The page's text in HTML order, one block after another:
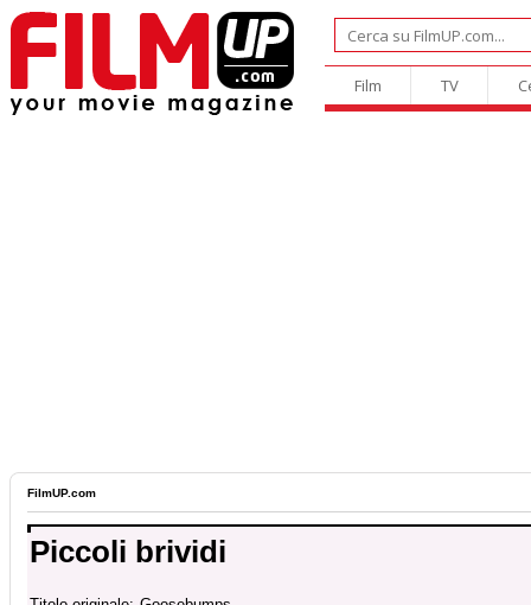
Film TV
FilmUP.com
Piccoli brividi